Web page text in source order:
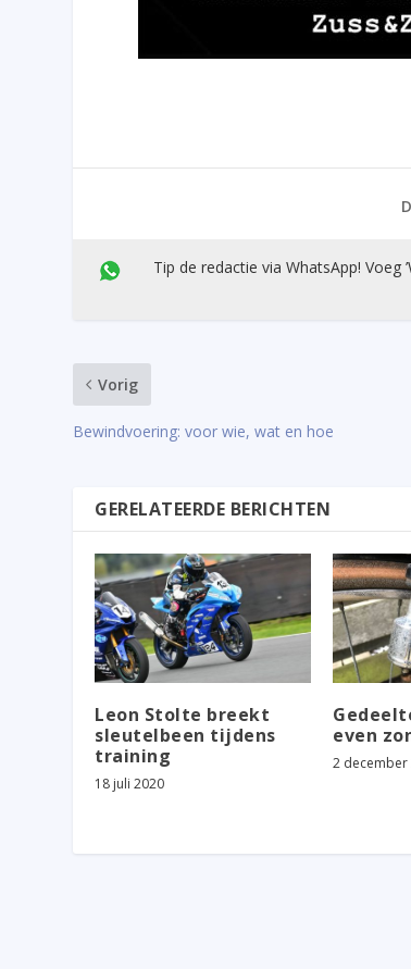
Tip de redactie via WhatsApp!
Vorig
Bewindvoering: voor wie, wat en hoe
GERELATEERDE BERICHTEN
Leon Stolte breekt
sleutelbeen tijdens
training
18 juli 2020
even
2 december